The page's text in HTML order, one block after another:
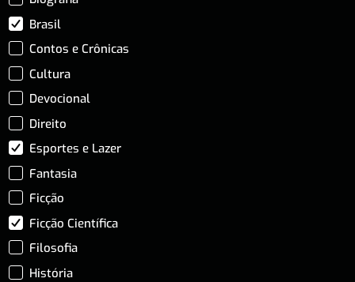
Brasil
Contos e Crônicas
Cultura
Devocional
Direito
Esportes e Lazer
Fantasia
Ficção
Ficção Científica
Filosofia
História